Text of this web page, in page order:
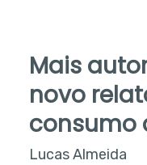
Mais
novo
consumo
Lucas Almeida